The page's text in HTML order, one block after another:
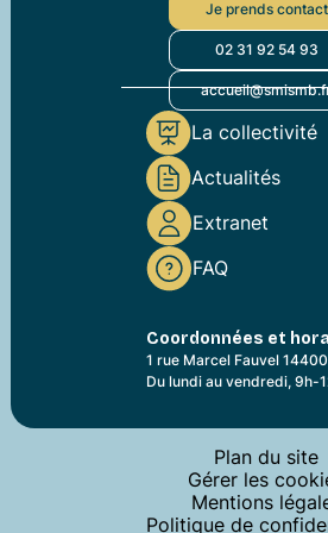
Je prends contact
02 31 92 54 93
La collectivité
Actualités
Extranet
FAQ
Coordonnées et
1 rue Marcel Fauvel 14400
Du lundi au vendredi, 9h-
Plan du site
Gérer les
Mentions
Politique de